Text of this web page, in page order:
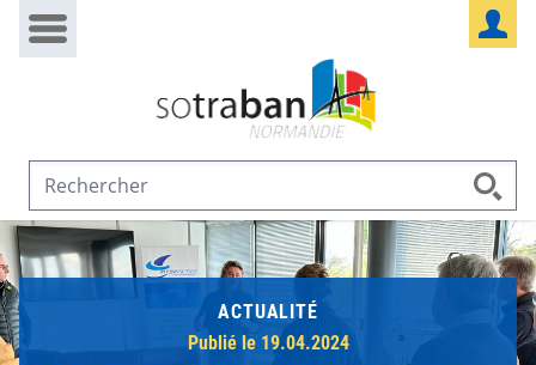
Passer au contenu
ACTUALITÉ
Publié le 19.04.2024
Panneau de gestion des cookies